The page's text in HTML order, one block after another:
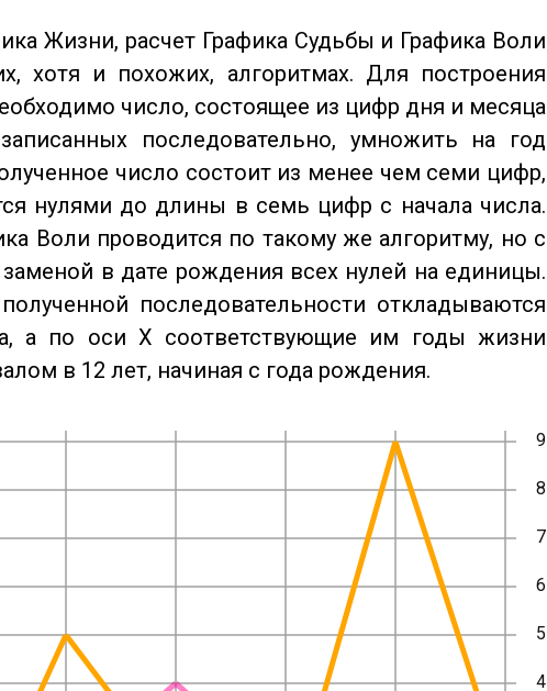
Жизни, расчет Графика Судьбы и Графика Воли
хотя и похожих, алгоритмах. Для построения
число, состоящее из цифр дня и месяца
последовательно, умножить на год
число состоит из менее чем семи цифр,
нулями до длины в семь цифр с начала числа.
Воли проводится по такому же алгоритму, но с
в дате рождения всех нулей на единицы.
последовательности откладываются
а по оси X соответствующие им годы жизни
в 12 лет, начиная с года рождения.